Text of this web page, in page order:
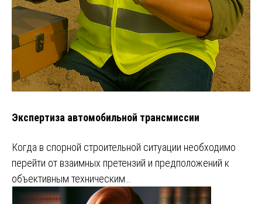
Экспертиза автомобильной трансмиссии
Когда в спорной строительной ситуации необходимо
перейти от взаимных претензий и предположений к
объективным техническим…